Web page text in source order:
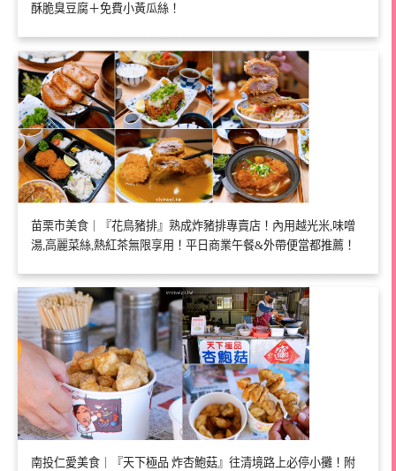
酥脆臭豆腐＋免費小黃瓜絲！
苗栗市美食｜『花鳥豬排』熟成炸豬排專賣店！內用越光米,味噌
湯,高麗菜絲,熱紅茶無限享用！平日商業午餐&外帶便當都推薦！
南投仁愛美食｜『天下極品 炸杏鮑菇』往清境路上必停小攤！附